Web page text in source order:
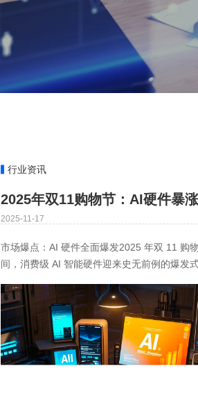
行业资讯
2025-11-17
市场爆点：AI 硬件全面爆发2025 年双 11 购
间，消费级 AI 智能硬件迎来史无前例的爆发
天猫